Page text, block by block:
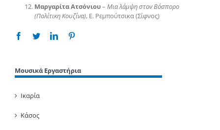
Μαργαρίτα Ατσόνιου– Μια λάμψη στον Βόσπορο
(Πολίτικη Κουζίνα), Ε. Ρεμπούτσικα (Σίφνος)
Facebook
TwitterLinkedin
Μουσικά Εργαστήρια
Ικαρία
Κάσος